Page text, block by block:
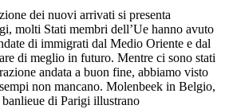
dei nuovi arrivati si presenta
molti Stati membri dell’Ue hanno avuto
di immigrati dal Medio Oriente e dal
di meglio in futuro. Mentre ci sono stati
andata a buon fine, abbiamo visto
non mancano. Molenbeek in Belgio,
di Parigi illustrano